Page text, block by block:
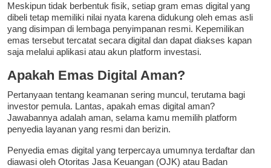
Meskipun tidak berbentuk fisik, setiap gram emas digital yang
dibeli tetap memiliki nilai nyata karena didukung oleh emas asli
yang disimpan di lembaga penyimpanan resmi. Kepemilikan
emas tersebut tercatat secara digital dan dapat diakses kapan
saja melalui aplikasi atau akun platform investasi.
Apakah Emas Digital Aman?
Pertanyaan tentang keamanan sering muncul, terutama bagi
investor pemula. Lantas, apakah emas digital aman?
Jawabannya adalah aman, selama kamu memilih platform
penyedia layanan yang resmi dan berizin.
Penyedia emas digital yang terpercaya umumnya terdaftar dan
diawasi oleh Otoritas Jasa Keuangan (OJK) atau Badan